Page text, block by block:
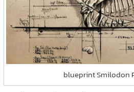
blueprint Smilodon